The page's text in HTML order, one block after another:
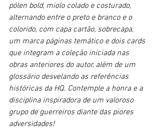
pólen bold, miolo colado e costurado,
alternando entre o preto e branco e o
colorido, com capa cartão, sobrecapa,
um marca páginas temático e dois cards
que integram a coleção iniciada nas
obras anteriores do autor, além de um
glossário desvelando as referências
históricas da HQ. Contemple a honra e a
disciplina inspiradora de um valoroso
grupo de guerreiros diante das piores
adversidades!